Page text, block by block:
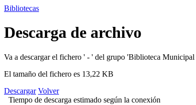
Bibliotecas
Descarga de archivo
Va a descargar el fichero ' - ' del grupo 'Biblioteca Municipal
El tamaño del fichero es 13,22 KB
Descargar Volver
Tiempo de descarga estimado según la conexión